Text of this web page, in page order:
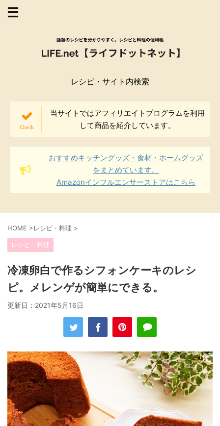
レシピ・サイト内検索
当サイトではアフィリエイトプログラムを利用
して商品を紹介しています。
おすすめキッチングッズ・食材・ホームグッズ
をまとめています。
Amazonインフルエンサーストアはこちら
HOME >レシピ・料理 >
レシピ・料理
冷凍卵白で作るシフォンケーキのレシ
ピ。メレンゲが簡単にできる。
更新日： 2021年5月16日